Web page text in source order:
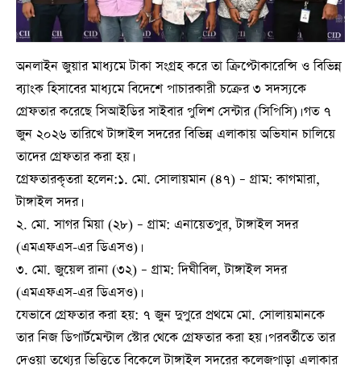
​অনলাইন জুয়ার মাধ্যমে টাকা সংগ্রহ করে তা ক্রিপ্টোকারেন্সি ও বিভিন্ন
ব্যাংক হিসাবের মাধ্যমে বিদেশে পাচারকারী চক্রের ৩ সদস্যকে
গ্রেফতার করেছে সিআইডির সাইবার পুলিশ সেন্টার (সিপিসি)। গত ৭
জুন ২০২৬ তারিখে টাঙ্গাইল সদরের বিভিন্ন এলাকায় অভিযান চালিয়ে
তাদের গ্রেফতার করা হয়।
​গ্রেফতারকৃতরা হলেন:১. মো. সোলায়মান (৪৭) – গ্রাম: কাগমারা,
টাঙ্গাইল সদর।
২. মো. সাগর মিয়া (২৮) – গ্রাম: এনায়েতপুর, টাঙ্গাইল সদর
(এমএফএস-এর ডিএসও)।
৩. মো. জুয়েল রানা (৩২) – গ্রাম: দিঘীবিল, টাঙ্গাইল সদর
(এমএফএস-এর ডিএসও)।
​যেভাবে গ্রেফতার করা হয়: ৭ জুন দুপুরে প্রথমে মো. সোলায়মানকে
তার নিজ ডিপার্টমেন্টাল স্টোর থেকে গ্রেফতার করা হয়। পরবর্তীতে তার
দেওয়া তথ্যের ভিত্তিতে বিকেলে টাঙ্গাইল সদরের কলেজপাড়া এলাকার